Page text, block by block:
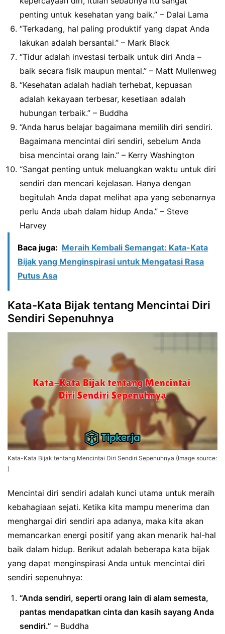
penting untuk kesehatan yang baik.” – Dalai Lama
“Terkadang, hal paling produktif yang dapat Anda
lakukan adalah bersantai.” – Mark Black
“Tidur adalah investasi terbaik untuk diri Anda –
baik secara fisik maupun mental.” – Matt Mullenweg
“Kesehatan adalah hadiah terhebat, kepuasan
adalah kekayaan terbesar, kesetiaan adalah
hubungan terbaik.” – Buddha
“Anda harus belajar bagaimana memilih diri sendiri.
Bagaimana mencintai diri sendiri, sebelum Anda
bisa mencintai orang lain.” – Kerry Washington
“Sangat penting untuk meluangkan waktu untuk diri
sendiri dan mencari kejelasan. Hanya dengan
begitulah Anda dapat melihat apa yang sebenarnya
perlu Anda ubah dalam hidup Anda.” – Steve
Harvey
Baca juga: Meraih Kembali Semangat: Kata-Kata
Bijak yang Menginspirasi untuk Mengatasi Rasa
Putus Asa
Kata-Kata Bijak tentang Mencintai Diri
Sendiri Sepenuhnya
Kata-Kata Bijak tentang Mencintai Diri Sendiri Sepenuhnya (Image source:
)
Mencintai diri sendiri adalah kunci utama untuk meraih
kebahagiaan sejati. Ketika kita mampu menerima dan
menghargai diri sendiri apa adanya, maka kita akan
memancarkan energi positif yang akan menarik hal-hal
baik dalam hidup. Berikut adalah beberapa kata bijak
yang dapat menginspirasi Anda untuk mencintai diri
sendiri sepenuhnya:
“Anda sendiri, seperti orang lain di alam semesta,
pantas mendapatkan cinta dan kasih sayang Anda
sendiri.” – Buddha